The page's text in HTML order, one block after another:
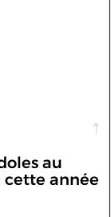
au
cette année